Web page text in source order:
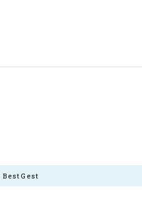
BestGest